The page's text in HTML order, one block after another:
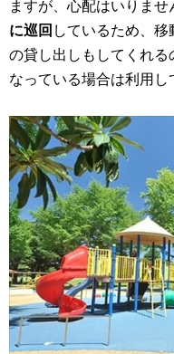
ますが、心配はいりませ
に巡回 しているため、
の貸し出しもしてくれる
なっている場合は利用し